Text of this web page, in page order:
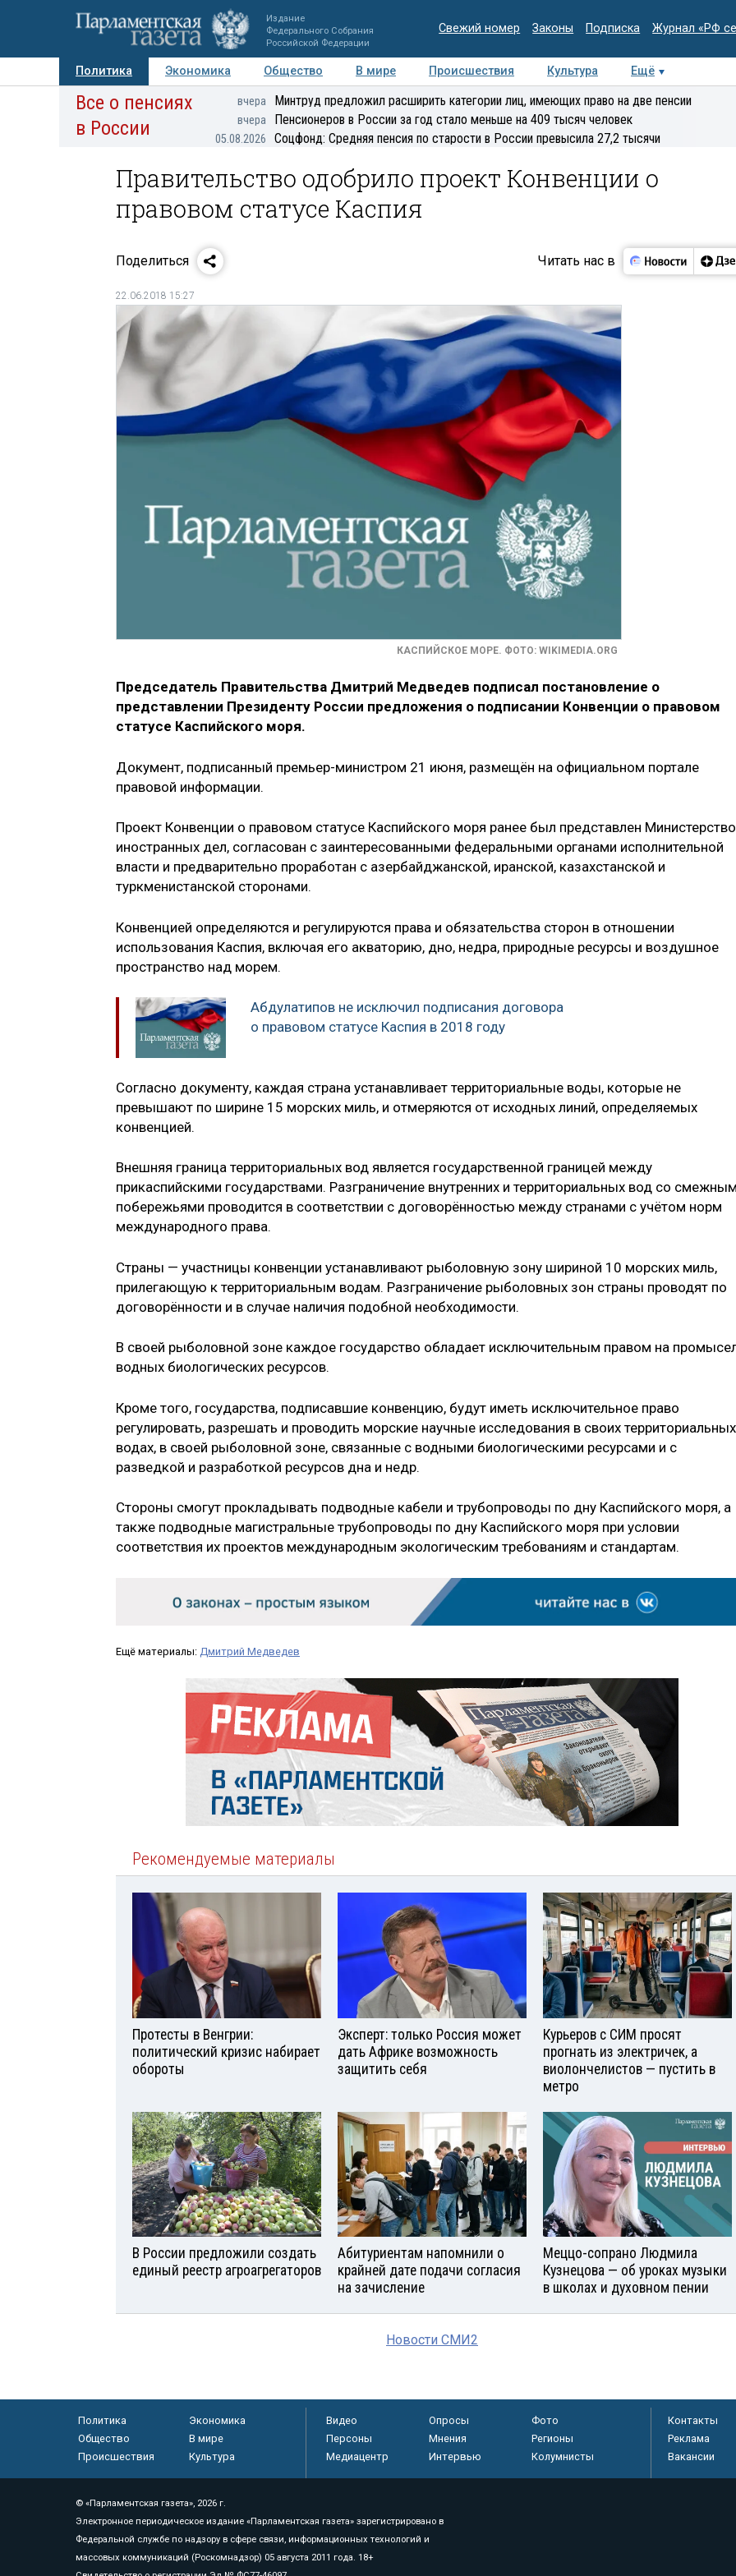
Издание
Федерального Собрания
Российской Федерации
Свежий номер Законы Подписка Журнал «РФ
Политика Экономика Общество В мире Происшествия Культура
Ещё
Авторы Персоны Мнения Регионы Медиацентр Интервью Колумнисты
Все о пенсиях
в России
вчера Минтруд предложил расширить категории лиц, имеющих право на две пенсии
вчера Пенсионеров в России за год стало меньше на 409 тысяч человек
05.08.2026 Соцфонд: Средняя пенсия по старости в России превысила 27,2 тысячи
Правительство одобрило проект Конвенции о
правовом статусе Каспия
Поделиться Читать нас в
22.06.2018 15:27
КАСПИЙСКОЕ МОРЕ. ФОТО: WIKIMEDIA.ORG
Председатель Правительства Дмитрий Медведев подписал постановление о
представлении Президенту России предложения о подписании Конвенции о правовом
статусе Каспийского моря.
Документ, подписанный премьер-министром 21 июня, размещён на официальном портале
правовой информации.
Проект Конвенции о правовом статусе Каспийского моря ранее был представлен
иностранных дел, согласован с заинтересованными федеральными органами исполнительной
власти и предварительно проработан с азербайджанской, иранской, казахстанской и
туркменистанской сторонами.
Конвенцией определяются и регулируются права и обязательства сторон в отношении
использования Каспия, включая его акваторию, дно, недра, природные ресурсы и воздушное
пространство над морем.
Абдулатипов не исключил подписания договора
о правовом статусе Каспия в 2018 году
Согласно документу, каждая страна устанавливает территориальные воды, которые не
превышают по ширине 15 морских миль, и отмеряются от исходных линий, определяемых
конвенцией.
Внешняя граница территориальных вод является государственной границей между
прикаспийскими государствами. Разграничение внутренних и территориальных вод со
побережьями проводится в соответствии с договорённостью между странами с учётом норм
международного права.
Страны — участницы конвенции устанавливают рыболовную зону шириной 10 морских миль,
прилегающую к территориальным водам. Разграничение рыболовных зон страны проводят по
договорённости и в случае наличия подобной необходимости.
В своей рыболовной зоне каждое государство обладает исключительным правом на
водных биологических ресурсов.
Кроме того, государства, подписавшие конвенцию, будут иметь исключительное право
регулировать, разрешать и проводить морские научные исследования в своих территориальных
водах, в своей рыболовной зоне, связанные с водными биологическими ресурсами и с
разведкой и разработкой ресурсов дна и недр.
Стороны смогут прокладывать подводные кабели и трубопроводы по дну Каспийского моря, а
также подводные магистральные трубопроводы по дну Каспийского моря при условии
соответствия их проектов международным экологическим требованиям и стандартам.
Ещё материалы: Дмитрий Медведев
Рекомендуемые материалы
Протесты в Венгрии:
политический кризис набирает
обороты
Эксперт: только Россия может
дать Африке возможность
защитить себя
Курьеров с СИМ просят
прогнать из электричек, а
виолончелистов — пустить в
метро
В России предложили создать
единый реестр агроагрегаторов
Абитуриентам напомнили о
крайней дате подачи согласия
на зачисление
Меццо-сопрано Людмила
Кузнецова — об уроках музыки
в школах и духовном пении
Новости СМИ2
Политика
Экономика
Общество
В мире
Происшествия
Культура
Видео Опросы
Фото
Персоны
Мнения
Регионы
Медиацентр
Интервью Колумнисты
Контакты
Реклама
Вакансии
© «Парламентская газета», 2026 г.
Электронное периодическое издание «Парламентская газета» зарегистрировано в
Федеральной службе по надзору в сфере связи, информационных технологий и
массовых коммуникаций (Роскомнадзор) 05 августа 2011 года. 18+